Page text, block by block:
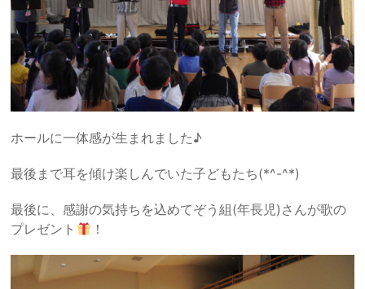
ホールに一体感が生まれました♪
最後まで耳を傾け楽しんでいた子どもたち(*^-^*)
最後に、感謝の気持ちを込めてぞう組(年長児)さんが歌の
プレゼント
！